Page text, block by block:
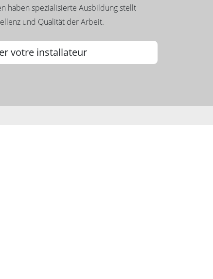
haben spezialisierte Ausbildung stellt
und Qualität der Arbeit.
votre installateur